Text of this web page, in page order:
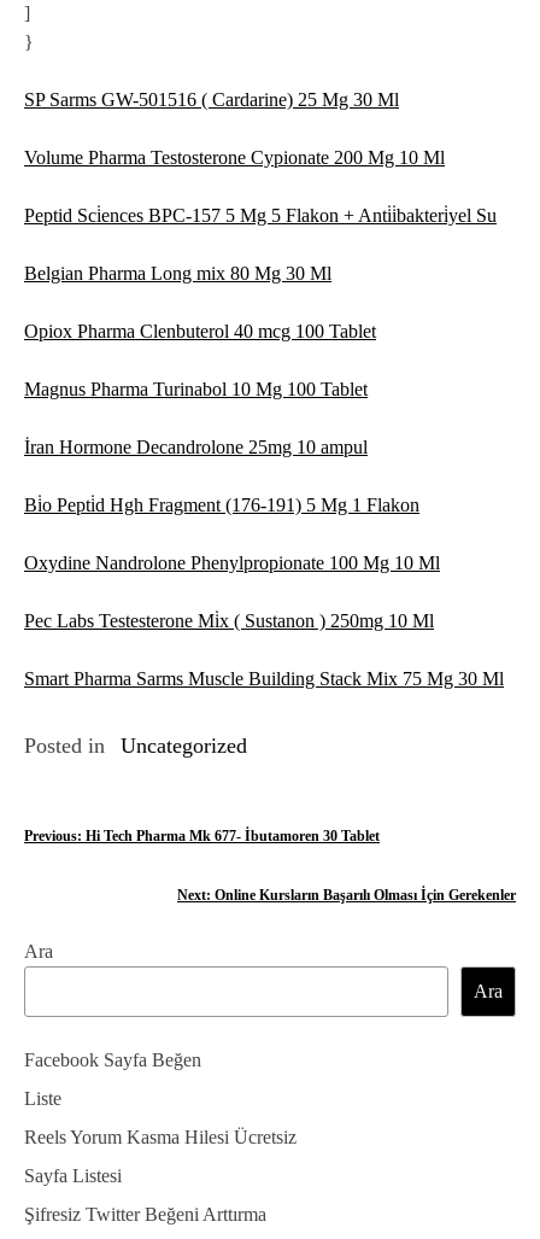
]
}
SP Sarms GW-501516 ( Cardarine) 25 Mg 30 Ml
Volume Pharma Testosterone Cypionate 200 Mg 10 Ml
Peptid Sci̇ences BPC-157 5 Mg 5 Flakon + Anti̇i̇bakteri̇yel Su
Belgian Pharma Long mix 80 Mg 30 Ml
Opiox Pharma Clenbuterol 40 mcg 100 Tablet
Magnus Pharma Turinabol 10 Mg 100 Tablet
İran Hormone Decandrolone 25mg 10 ampul
Bi̇o Pepti̇d Hgh Fragment (176-191) 5 Mg 1 Flakon
Oxydine Nandrolone Phenylpropionate 100 Mg 10 Ml
Pec Labs Testesterone Mi̇x ( Sustanon ) 250mg 10 Ml
Smart Pharma Sarms Muscle Building Stack Mix 75 Mg 30 Ml
Posted in Uncategorized
Y
ı
g
e
z
i
n
m
Previous: Hi Tech Pharma Mk 677- İbutamoren 30 Tablet
Next: Online Kursların Başarılı Olması İçin Gerekenler
Ara
Ara
Facebook Sayfa Beğen
Liste
Reels Yorum Kasma Hilesi Ücretsiz
Sayfa Listesi
Şifresiz Twitter Beğeni Arttırma